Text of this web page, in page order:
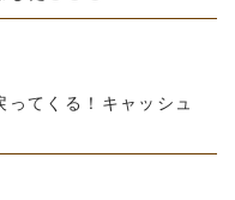
ってくる！キャッシュ